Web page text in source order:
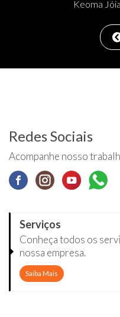
Keoma
Redes Sociais
Acompanhe nosso
Serviços
Conheça todos os
nossa empresa.
Saiba Mais